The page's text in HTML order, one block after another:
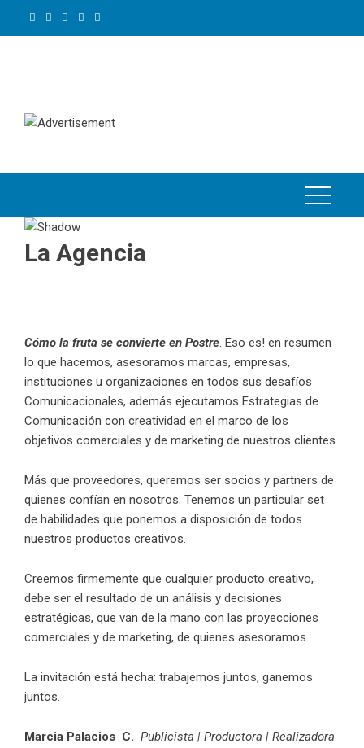
La Agencia
Cómo la fruta se convierte en Postre. Eso es! en resumen
lo que hacemos, asesoramos marcas, empresas,
instituciones u organizaciones en todos sus desafíos
Comunicacionales, además ejecutamos Estrategias de
Comunicación con creatividad en el marco de los
objetivos comerciales y de marketing de nuestros clientes.
Más que proveedores, queremos ser socios y partners de
quienes confían en nosotros. Tenemos un particular set
de habilidades que ponemos a disposición de todos
nuestros productos creativos.
Creemos firmemente que cualquier producto creativo,
debe ser el resultado de un análisis y decisiones
estratégicas, que van de la mano con las proyecciones
comerciales y de marketing, de quienes asesoramos.
La invitación está hecha: trabajemos juntos, ganemos
juntos.
Marcia Palacios C. Publicista | Productora | Realizadora